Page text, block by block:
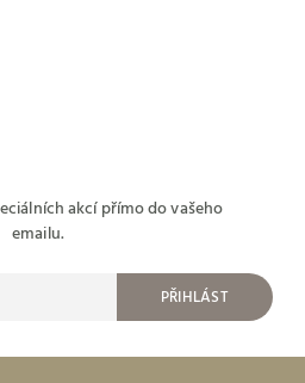
akcí přímo do vašeho
emailu.
PŘIHLÁST